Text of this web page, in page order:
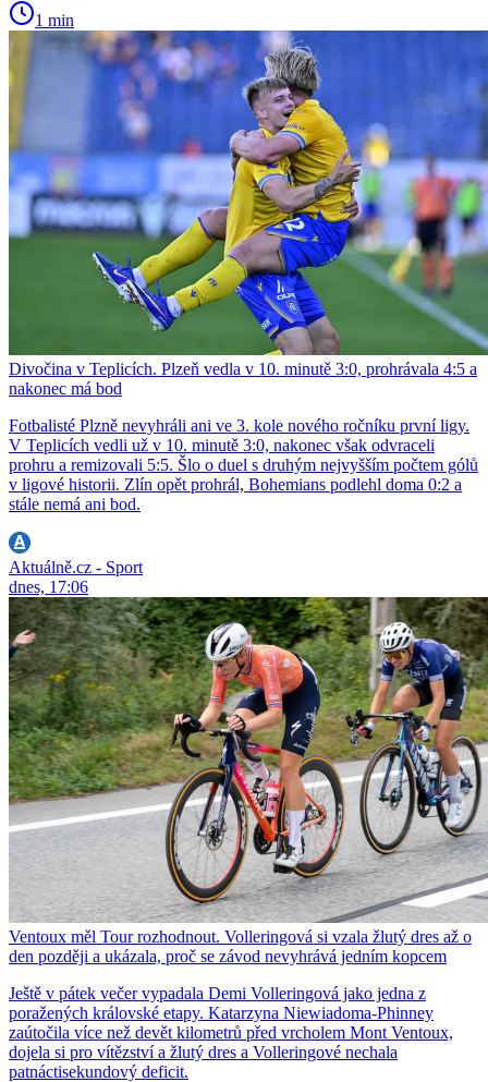
1 min
Divočina v Teplicích. Plzeň vedla v 10. minutě 3:0, prohrávala 4:5 a
nakonec má bod
Fotbalisté Plzně nevyhráli ani ve 3. kole nového ročníku první ligy.
V Teplicích vedli už v 10. minutě 3:0, nakonec však odvraceli
prohru a remizovali 5:5. Šlo o duel s druhým nejvyšším počtem gólů
v ligové historii. Zlín opět prohrál, Bohemians podlehl doma 0:2 a
stále nemá ani bod.
Aktuálně.cz - Sport
dnes, 17:06
Ventoux měl Tour rozhodnout. Volleringová si vzala žlutý dres až o
den později a ukázala, proč se závod nevyhrává jedním kopcem
Ještě v pátek večer vypadala Demi Volleringová jako jedna z
poražených královské etapy. Katarzyna Niewiadoma-Phinney
zaútočila více než devět kilometrů před vrcholem Mont Ventoux,
dojela si pro vítězství a žlutý dres a Volleringové nechala
patnáctisekundový deficit.